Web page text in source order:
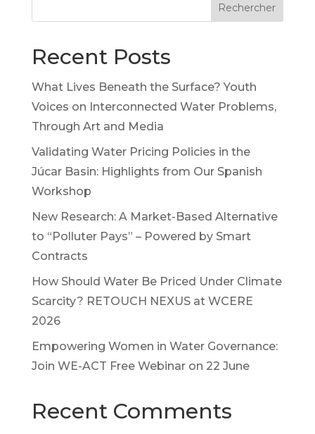
Rechercher
Recent Posts
What Lives Beneath the Surface? Youth
Voices on Interconnected Water Problems,
Through Art and Media
Validating Water Pricing Policies in the
Júcar Basin: Highlights from Our Spanish
Workshop
New Research: A Market-Based Alternative
to “Polluter Pays” – Powered by Smart
Contracts
How Should Water Be Priced Under Climate
Scarcity? RETOUCH NEXUS at WCERE
2026
Empowering Women in Water Governance:
Join WE-ACT Free Webinar on 22 June
Recent Comments